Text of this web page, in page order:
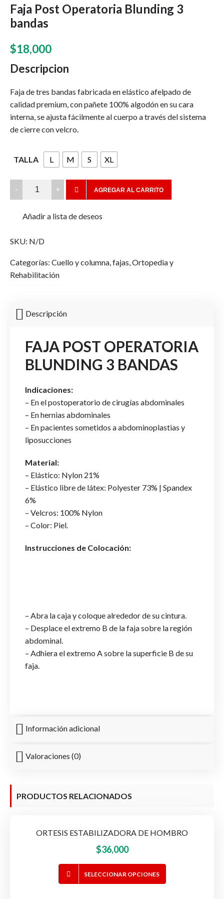
Faja Post Operatoria Blunding 3
bandas
$18,000
Descripcion
Faja de tres bandas fabricada en elástico afelpado de
calidad premium, con pañete 100% algodón en su cara
interna, se ajusta fácilmente al cuerpo a través del sistema
de cierre con velcro.
TALLA L M S XL
Post
quantity
AGREGAR AL CARRITO
Añadir a lista de deseos
SKU: N/D
Categorías: Cuello y columna,fajas,Ortopedia y
Rehabilitación
Descripción
FAJA POST OPERATORIA
BLUNDING 3 BANDAS
Indicaciones:
– En el postoperatorio de cirugías abdominales
– En hernias abdominales
– En pacientes sometidos a abdominoplastias y
liposucciones
Material:
– Elástico: Nylon 21%
– Elástico libre de látex: Polyester 73% | Spandex
6%
– Velcros: 100% Nylon
– Color: Piel.
Instrucciones de Colocación:
– Abra la caja y coloque alrededor de su cintura.
– Desplace el extremo B de la faja sobre la región
abdominal.
– Adhiera el extremo A sobre la superficie B de su
faja.
Información adicional
Valoraciones (0)
PRODUCTOS RELACIONADOS
ORTESIS ESTABILIZADORA DE HOMBRO
$36,000
SELECCIONAR OPCIONES
producto